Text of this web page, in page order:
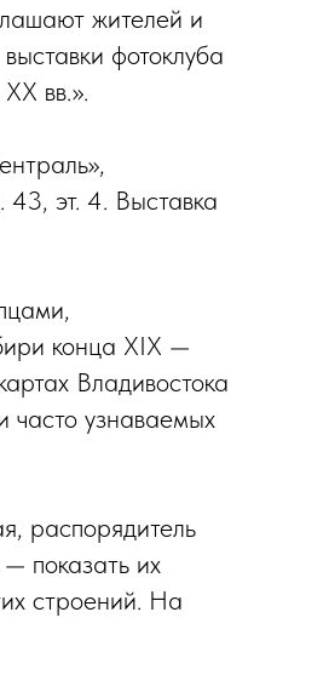
жителей и
фотоклуба
вв.».
43, эт. 4. Выставка
конца XIX —
Владивостока
часто узнаваемых
распорядитель
показать их
строений. На